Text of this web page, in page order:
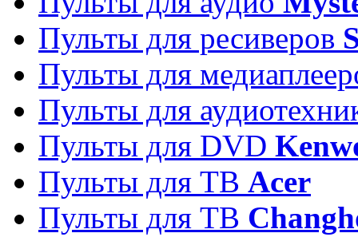
Пульты для ресиверов
Пульты для
Пульты для
Пульты для DVD
Пульты для ТВ Acer
Пульты для ТВ